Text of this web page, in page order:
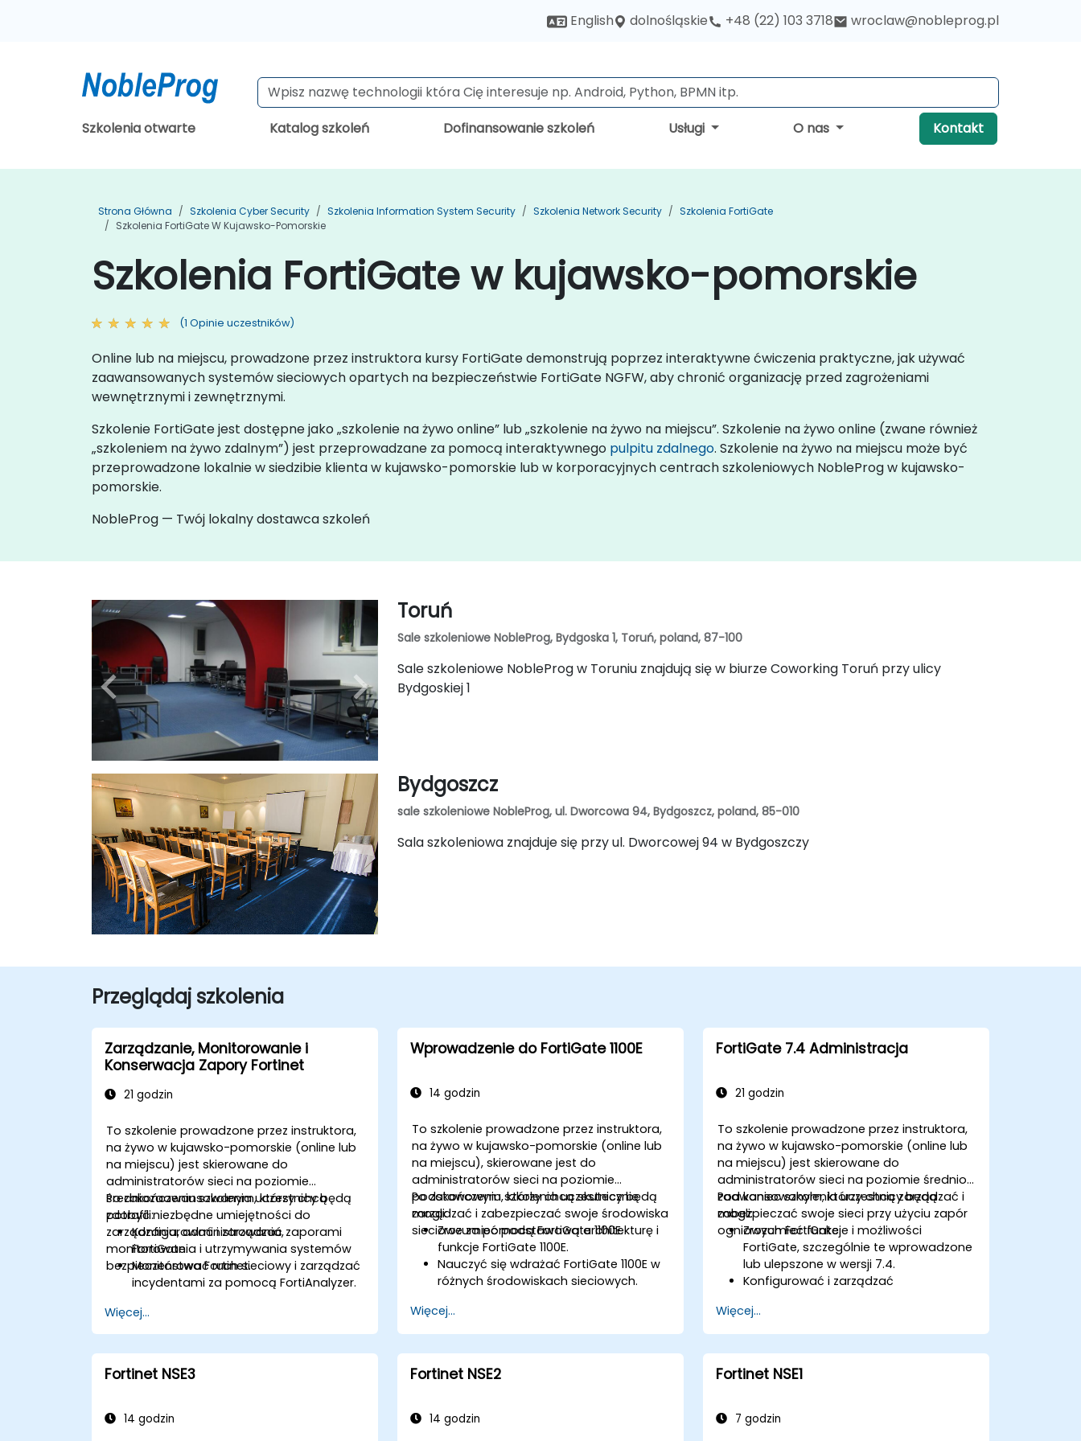
English dolnośląskie +48 (22) 103 3718 wroclaw@nobleprog.pl
Szkolenia otwarte Katalog szkoleń Dofinansowanie szkoleń Usługi O nas Kontakt
Strona Główna Szkolenia Cyber Security Szkolenia Information System Security Szkolenia Network Security
Szkolenia FortiGate
Szkolenia FortiGate W Kujawsko-Pomorskie
Szkolenia FortiGate w kujawsko-pomorskie
(1 Opinie uczestników)
Online lub na miejscu, prowadzone przez instruktora kursy FortiGate demonstrują poprzez interaktywne ćwiczenia praktyczne, jak używać
zaawansowanych systemów sieciowych opartych na bezpieczeństwie FortiGate NGFW, aby chronić organizację przed zagrożeniami
wewnętrznymi i zewnętrznymi.
Szkolenie FortiGate jest dostępne jako „szkolenie na żywo online” lub „szkolenie na żywo na miejscu”. Szkolenie na żywo online (zwane również
„szkoleniem na żywo zdalnym”) jest przeprowadzane za pomocą interaktywnego pulpitu zdalnego. Szkolenie na żywo na miejscu może być
przeprowadzone lokalnie w siedzibie klienta w kujawsko-pomorskie lub w korporacyjnych centrach szkoleniowych NobleProg w kujawsko-
pomorskie.
NobleProg — Twój lokalny dostawca szkoleń
Toruń
Sale szkoleniowe NobleProg, Bydgoska 1, Toruń, poland, 87-100
Sale szkoleniowe NobleProg w Toruniu znajdują się w biurze Coworking Toruń przy ulicy
Bydgoskiej 1
Bydgoszcz
sale szkoleniowe NobleProg, ul. Dworcowa 94, Bydgoszcz, poland, 85-010
Sala szkoleniowa znajduje się przy ul. Dworcowej 94 w Bydgoszczy
Przeglądaj szkolenia
Zarządzanie, Monitorowanie i
Konserwacja Zapory Fortinet
21 godzin
To szkolenie prowadzone przez instruktora,
na żywo w kujawsko-pomorskie (online lub
na miejscu) jest skierowane do
administratorów sieci na poziomie
średniozaawansowanym, którzy chcą
zdobyć niezbędne umiejętności do
zarządzania, administrowania,
monitorowania i utrzymywania systemów
bezpieczeństwa Fortinet.
Po zakończeniu szkolenia uczestnicy będą
potrafili:
Konfigurować i zarządzać zaporami
FortiGate.
Monitorować ruch sieciowy i zarządzać
incydentami za pomocą FortiAnalyzer.
politykami poprzez FortiManager.
Stosować strategie prewencyjnej
konserwacji i rozwiązywać problemy
sieciowe.
Więcej...
Wprowadzenie do FortiGate 1100E
14 godzin
To szkolenie prowadzone przez instruktora,
na żywo w kujawsko-pomorskie (online lub
na miejscu), skierowane jest do
administratorów sieci na poziomie
podstawowym, którzy chcą skutecznie
zarządzać i zabezpieczać swoje środowiska
sieciowe za pomocą FortiGate 1100E.
Po zakończeniu szkolenia uczestnicy będą
mogli:
Zrozumieć podstawową architekturę i
funkcje FortiGate 1100E.
Nauczyć się wdrażać FortiGate 1100E w
różnych środowiskach sieciowych.
podstawowej konfiguracji i
zarządzaniu.
NAT i VPN.
Nauczyć się monitorować i
Więcej...
FortiGate 7.4 Administracja
21 godzin
To szkolenie prowadzone przez instruktora,
na żywo w kujawsko-pomorskie (online lub
na miejscu) jest skierowane do
administratorów sieci na poziomie średnio
zaawansowanym, którzy chcą zarządzać i
zabezpieczać swoje sieci przy użyciu zapór
ogniowych FortiGate.
Pod koniec szkolenia uczestnicy będą
mogli:
Zrozumieć funkcje i możliwości
FortiGate, szczególnie te wprowadzone
lub ulepszone w wersji 7.4.
Konfigurować i zarządzać
zaawansowane funkcje
bezpieczeństwa.
zaawansowanymi środkami
bezpieczeństwa, takimi jak IPS,
internetowych i zarządzanie
Więcej...
Fortinet NSE3
14 godzin
Fortinet NSE2
14 godzin
Fortinet NSE1
7 godzin